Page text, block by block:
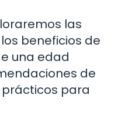
las
beneficios de
una edad
de
para